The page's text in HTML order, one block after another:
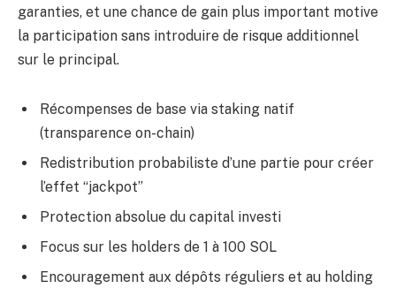
garanties, et une chance de gain plus important motive
la participation sans introduire de risque additionnel
sur le principal.
Récompenses de base via staking natif
(transparence on-chain)
Redistribution probabiliste d’une partie pour créer
l’effet “jackpot”
Protection absolue du capital investi
Focus sur les holders de 1 à 100 SOL
Encouragement aux dépôts réguliers et au holding